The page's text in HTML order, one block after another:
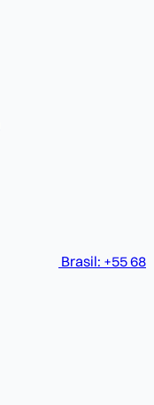
Brasil: +55 68